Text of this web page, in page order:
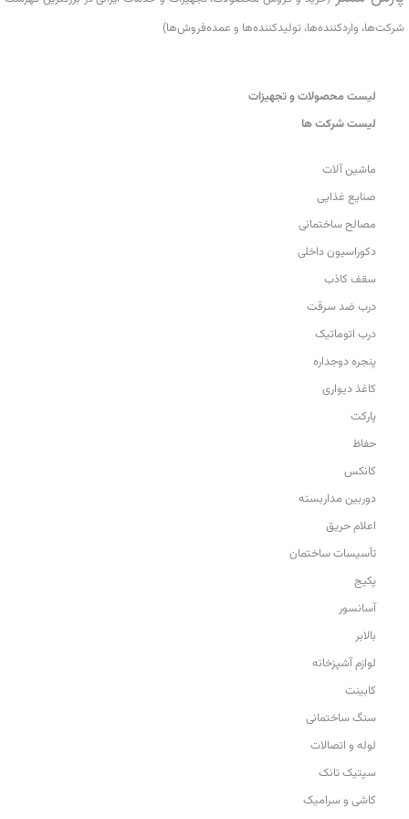
شرکت‌ها، واردکننده‌ها، تولید‌کننده‌ها و عمده‌فروش‌ها)
لیست محصولات و تجهیزات
لیست شرکت ها
ماشین آلات
صنایع غذایی
مصالح ساختمانی
دکوراسیون داخلی
سقف کاذب
درب ضد سرقت
درب اتوماتیک
پنجره دوجداره
کاغذ دیواری
پارکت
حفاظ
کانکس
دوربین مداربسته
اعلام حریق
تأسیسات ساختمان
پکیج
آسانسور
بالابر
لوازم آشپزخانه
کابینت
سنگ ساختمانی
لوله و اتصالات
سپتیک تانک
کاشی و سرامیک